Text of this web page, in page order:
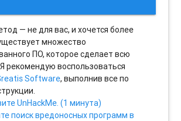
— не для вас, и хочется более
множество
ПО, которое сделает всю
рекомендую воспользоваться
Software, выполнив все по
UnHackMe. (1 минута)
поиск вредоносных программ в